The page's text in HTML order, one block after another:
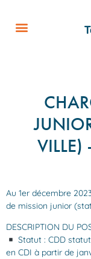
VILLE)
Au 1er décembre
de mission junior
DESCRIPTION DU
Statut : CDD
en CDI à partir de